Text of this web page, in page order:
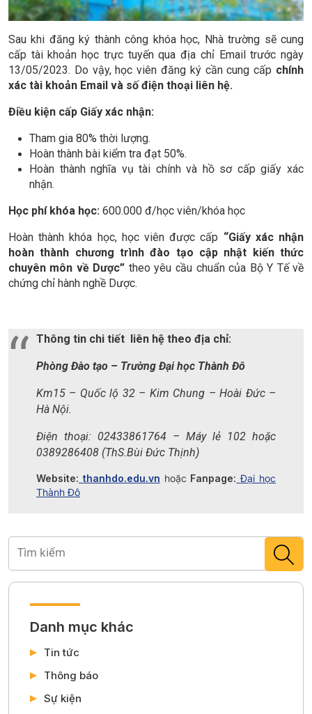
Sau khi đăng ký thành công khóa học, Nhà trường sẽ cung
cấp tài khoản học trực tuyến qua địa chỉ Email trước ngày
13/05/2023. Do vậy, học viên đăng ký cần cung cấp chính
xác tài khoản Email và số điện thoại liên hệ.
Điều kiện cấp Giấy xác nhận:
Tham gia 80% thời lượng.
Hoàn thành bài kiểm tra đạt 50%.
Hoàn thành nghĩa vụ tài chính và hồ sơ cấp giấy xác
nhận.
Học phí khóa học: 600.000 đ/học viên/khóa học
Hoàn thành khóa học, học viên được cấp “Giấy xác nhận
hoàn thành chương trình đào tạo cập nhật kiến thức
chuyên môn về Dược” theo yêu cầu chuẩn của Bộ Y Tế về
chứng chỉ hành nghề Dược.
Thông tin chi tiết liên hệ theo địa chỉ:
Phòng Đào tạo – Trường Đại học Thành Đô
Km15 – Quốc lộ 32 – Kim Chung – Hoài Đức –
Hà Nội.
Điện thoại: 02433861764 – Máy lẻ 102 hoặc
0389286408 (ThS.Bùi Đức Thịnh)
Website: thanhdo.edu.vn hoặc Fanpage: Đại học
Thành Đô
Danh mục khác
Tin tức
Thông báo
Sự kiện